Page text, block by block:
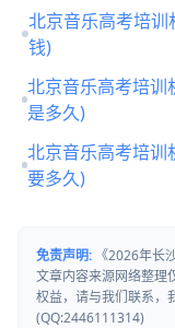
北京音乐高考培
钱)
北京音乐高考培训
是多久)
北京音乐高考培训
要多久)
免责声明: 《2026年长
文章内容来源网络整理
权益，请与我们联系，
(QQ:2446111314)